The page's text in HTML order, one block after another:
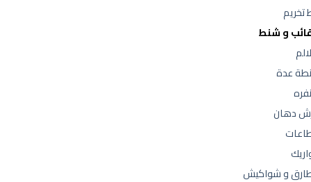
تخريم
و شنط
عدة
دهان
و شواكيش